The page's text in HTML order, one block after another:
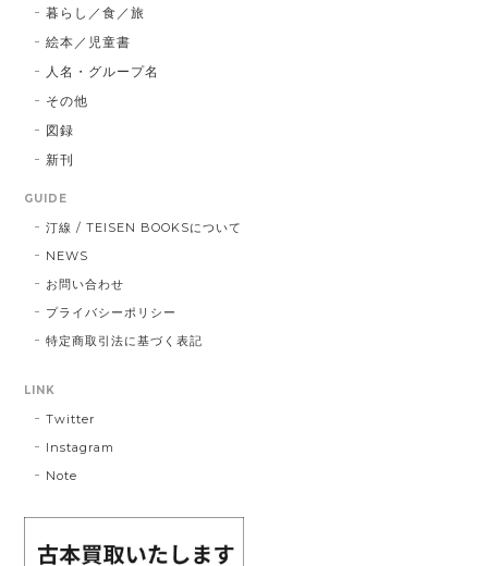
暮らし／食／旅
絵本／児童書
人名・グループ名
その他
図録
新刊
GUIDE
汀線 / TEISEN BOOKSについて
NEWS
お問い合わせ
プライバシーポリシー
特定商取引法に基づく表記
LINK
Twitter
Instagram
Note